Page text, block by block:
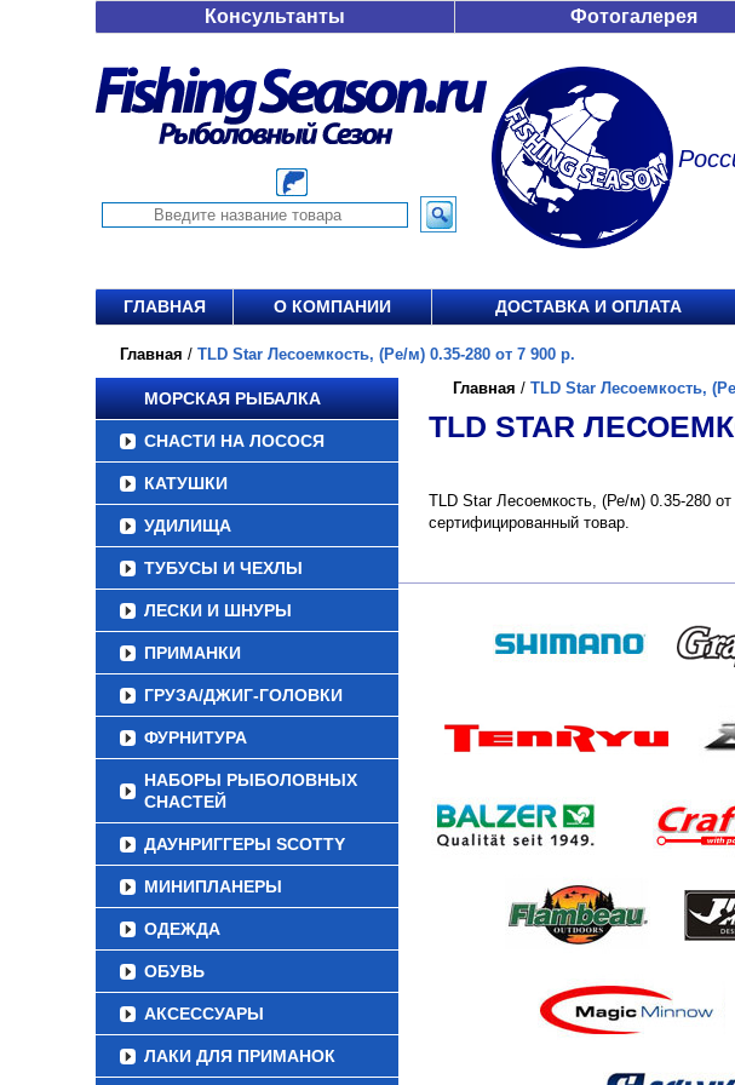
Консультанты Фотогалерея
ГЛАВНАЯ О КОМПАНИИ ДОСТАВКА И ОПЛАТА
Главная / TLD Star Лесоемкость, (Ре/м) 0.35-280 от 7 900 р.
МОРСКАЯ РЫБАЛКА
СНАСТИ НА ЛОСОСЯ
КАТУШКИ
УДИЛИЩА
ТУБУСЫ И ЧЕХЛЫ
ЛЕСКИ И ШНУРЫ
ПРИМАНКИ
ГРУЗА/ДЖИГ-ГОЛОВКИ
ФУРНИТУРА
НАБОРЫ РЫБОЛОВНЫХ
СНАСТЕЙ
ДАУНРИГГЕРЫ SCOTTY
МИНИПЛАНЕРЫ
ОДЕЖДА
ОБУВЬ
АКСЕССУАРЫ
ЛАКИ ДЛЯ ПРИМАНОК
Главная / TLD Star Лесоемкость,
TLD STAR
TLD Star Лесоемкость, (Ре/м) 0.35-280
сертифицированный товар.